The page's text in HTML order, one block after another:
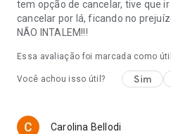
Política de Privacidade: https://
Termos de Uso: https://
tem opção de cancelar, tive que
cancelar por lá, ficando no
NÃO INTALEM!!!
Essa avaliação foi marcada como
Você achou isso útil? Sim
Carolina Bellodi